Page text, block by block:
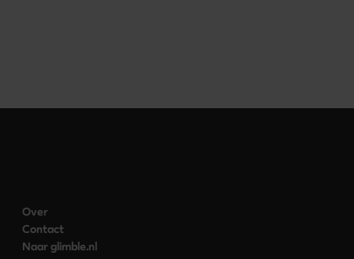
Over
Contact
Naar glimble.nl